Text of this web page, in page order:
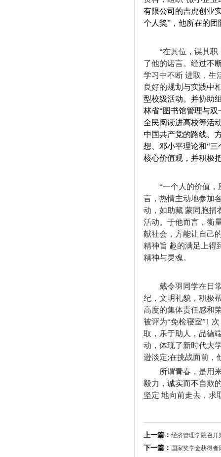
有限公司的吉虎创业
个人奖” ，他所在的团
“在其位，谋其职
了他的诺言。经过不
学习中不断 进取，生
良好的规划与实践中
型校级活动。并协助
林省“图书馆管理与双
全民阅读进高校等活
中国共产党的路线、
想、邓小平理论和“三
核心价值观，并积极
“一个人的价值，
言，热情主动地参加
动，如助藏 蒙同胞捐
活动。于他而言，衡
献社会，方能让自己
精神旨 趣的满足上得
精神与灵魂。
戴令羽同学在日
纪，文明礼貌，积极
高度的集体责任感和
被评为“免检寝室”1
取，乐于助人，品德
动， 体现了新时代大
逊淡定;在挑战面前，
所谓青春，是用
毅力，诚实而不自欺
坚定 地向前走去，求
上一篇： 经济管理学院召开
下一篇： 国家奖学金获得